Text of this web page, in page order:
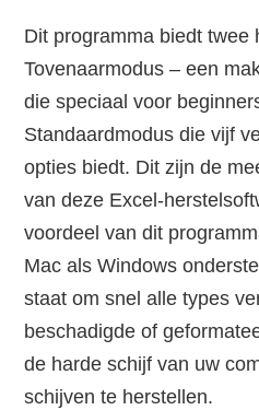
Dit programma biedt twee
Tovenaarmodus – een
die speciaal voor
Standaardmodus die vijf
opties biedt. Dit zijn de
van deze Excel-
voordeel van dit
Mac als Windows
staat om snel alle types
beschadigde of
de harde schijf van uw
schijven te herstellen.